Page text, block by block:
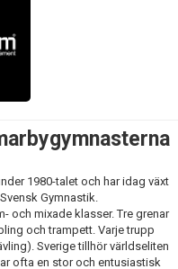
1980-talet och har idag växt
Gymnastik.
och mixade klasser. Tre grenar
och trampett. Varje trupp
Sverige tillhör världseliten
ofta en stor och entusiastisk